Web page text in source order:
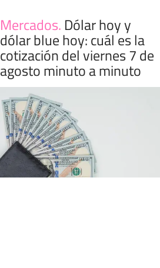
Mercados. Dólar hoy y
dólar blue hoy: cuál es la
cotización del viernes 7 de
agosto minuto a minuto